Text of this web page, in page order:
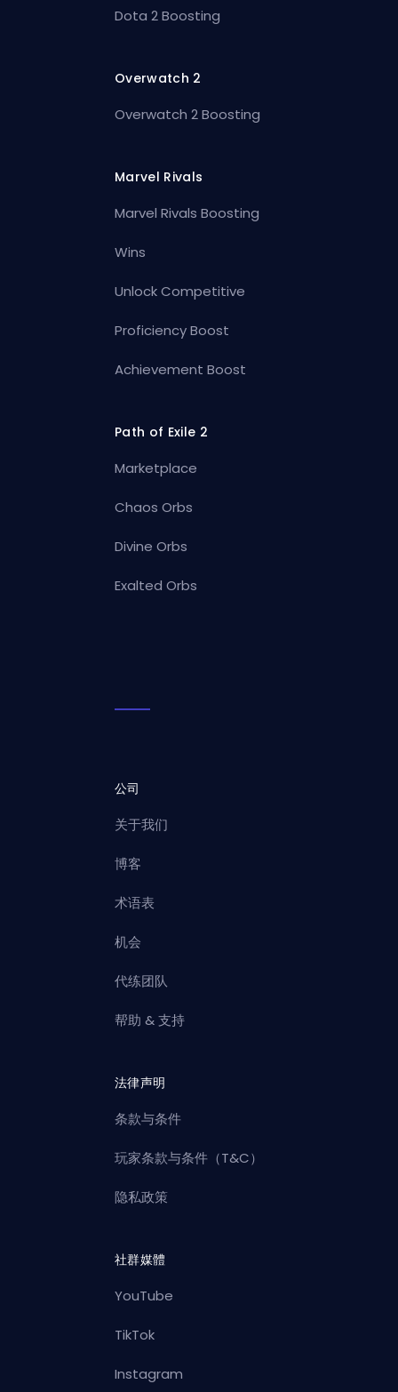
Dota 2 Boosting
Overwatch 2
Overwatch 2 Boosting
Marvel Rivals
Marvel Rivals Boosting
Wins
Unlock Competitive
Proficiency Boost
Achievement Boost
Path of Exile 2
Marketplace
Chaos Orbs
Divine Orbs
Exalted Orbs
公司
关于我们
博客
术语表
机会
代练团队
帮助 & 支持
法律声明
条款与条件
玩家条款与条件（T&C）
隐私政策
社群媒體
YouTube
TikTok
Instagram